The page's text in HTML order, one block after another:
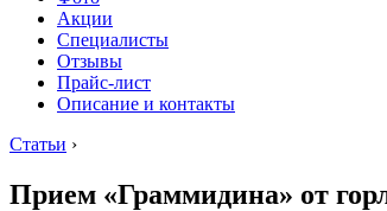
Акции
Специалисты
Отзывы
Прайс-лист
Описание и контакты
Статьи ›
Прием «Граммидина» от